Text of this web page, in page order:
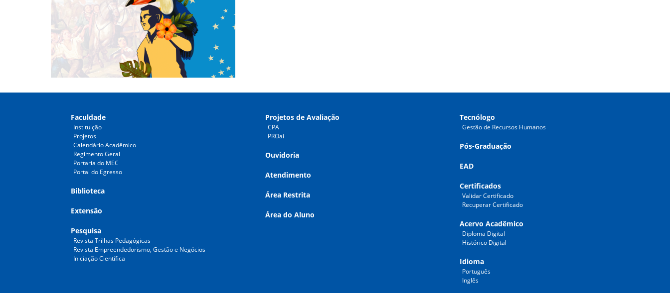
Faculdade
Instituição
Projetos
Calendário Acadêmico
Regimento Geral
Portaria do MEC
Portal do Egresso
Biblioteca
Extensão
Pesquisa
Revista Trilhas Pedagógicas
Revista Empreendedorismo, Gestão e Negócios
Iniciação Científica
Projetos de Avaliação
CPA
PROai
Ouvidoria
Atendimento
Área Restrita
Área do Aluno
Tecnólogo
Gestão de Recursos Humanos
Pós-Graduação
EAD
Certificados
Validar Certificado
Recuperar Certificado
Acervo Acadêmico
Diploma Digital
Histórico Digital
Idioma
Português
Inglês